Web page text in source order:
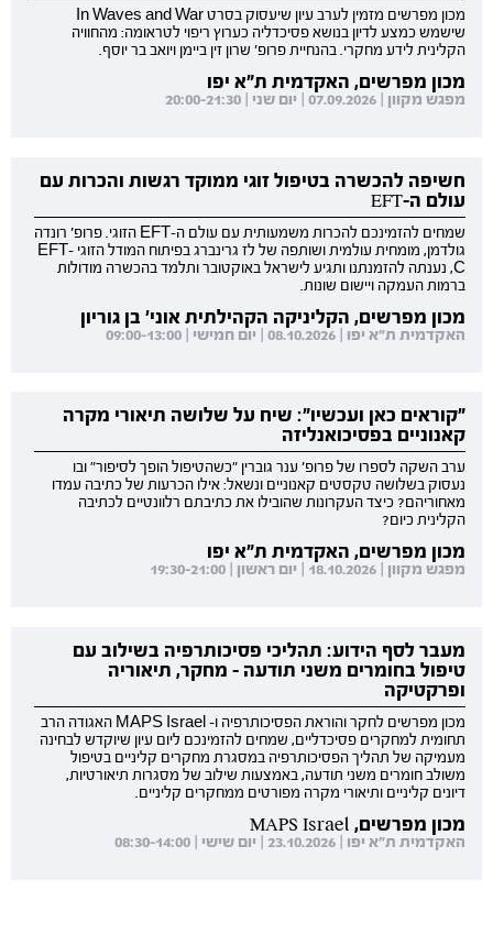
מכון מפרשים מזמין לערב עיון שיעסוק בסרט In Waves and War
שישמש כמצע לדיון בנושא פסיכדליה כערוץ ריפוי לטראומה: מהחוויה
הקלינית לידע מחקרי. בהנחיית פרופ' שרון זין ביימן ויואב בר יוסף.
מכון מפרשים, האקדמית ת"א יפו
מפגש מקוון | 07.09.2026 | יום שני | 20:00-21:30
חשיפה להכשרה בטיפול זוגי ממוקד רגשות והכרות עם
עולם ה-EFT
שמחים להזמינכם להכרות משמעותית עם עולם ה-EFT הזוגי. פרופ' רונדה
גולדמן, מומחית עולמית ושותפה של לז גרינברג בפיתוח המודל הזוגי EFT-
C, נענתה להזמנתנו ותגיע לישראל באוקטובר ותלמד בהכשרה מודולות
ברמות העמקה ויישום שונות.
מכון מפרשים, הקליניקה הקהילתית אוני' בן גוריון
האקדמית ת"א יפו | 08.10.2026 | יום חמישי | 09:00-13:00
"קוראים כאן ועכשיו": שיח על שלושה תיאורי מקרה
קאנוניים בפסיכואנליזה
ערב השקה לספרו של פרופ' ענר גוברין "כשהטיפול הופך לסיפור" ובו
נעסוק בשלושה טקסטים קאנוניים ונשאל: אילו הכרעות של כתיבה עמדו
מאחוריהם? כיצד העקרונות שהובילו את כתיבתם רלוונטיים לכתיבה
הקלינית כיום?
מכון מפרשים, האקדמית ת"א יפו
מפגש מקוון | 18.10.2026 | יום ראשון | 19:30-21:00
מעבר לסף הידוע: תהליכי פסיכותרפיה בשילוב עם
טיפול בחומרים משני תודעה - מחקר, תיאוריה
ופרקטיקה
מכון מפרשים לחקר והוראת הפסיכותרפיה ו- MAPS Israel האגודה הרב
תחומית למחקרים פסיכדליים, שמחים להזמינכם ליום עיון שיוקדש לבחינה
מעמיקה של תהליך הפסיכותרפיה במסגרת מחקרים קליניים בטיפול
משולב חומרים משני תודעה, באמצעות שילוב של מסגרות תיאורטיות,
דיונים קליניים ותיאורי מקרה מפורטים ממחקרים קליניים.
מכון מפרשים, MAPS Israel
האקדמית ת"א יפו | 23.10.2026 | יום שישי | 08:30-14:00